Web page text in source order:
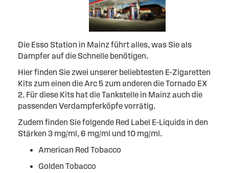
Die Esso Station in Mainz führt alles, was Sie als
Dampfer auf die Schnelle benötigen.
Hier finden Sie zwei unserer beliebtesten E-Zigaretten
Kits zum einen die Arc 5 zum anderen die Tornado EX
2. Für diese Kits hat die Tankstelle in Mainz auch die
passenden Verdampferköpfe vorrätig.
Zudem finden Sie folgende Red Label E-Liquids in den
Stärken 3 mg/ml, 6 mg/ml und 10 mg/ml.
American Red Tobacco
Golden Tobacco